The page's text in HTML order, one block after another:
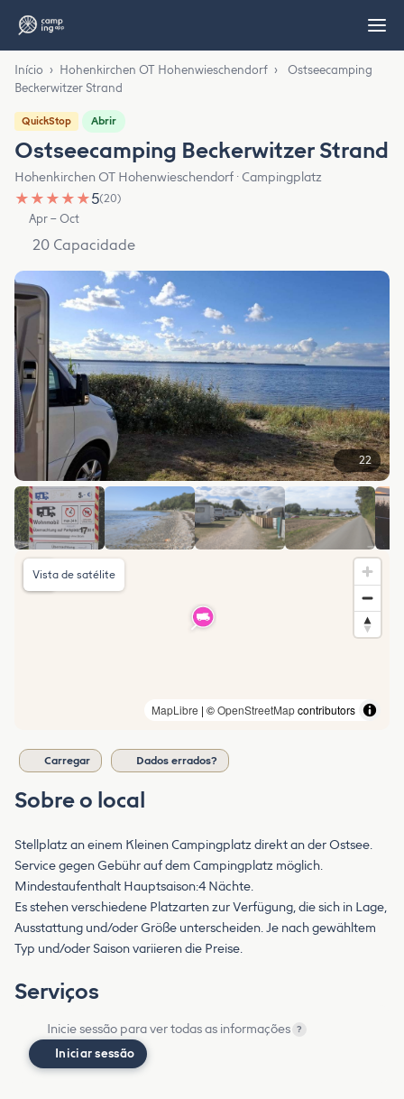
Início › Hohenkirchen OT Hohenwieschendorf ›
Ostseecamping
Beckerwitzer Strand
QuickStop Abrir
Ostseecamping Beckerwitzer Strand
Hohenkirchen OT Hohenwieschendorf · Campingplatz
★ ★ ★ ★ ★5(20)
Apr – Oct
20 Capacidade
22
MapLibre | ©OpenStreetMapcontributors
Vista de satélite
Carregar Dados errados?
Sobre o local
Stellplatz an einem Kleinen Campingplatz direkt an der Ostsee.
Service gegen Gebühr auf dem Campingplatz möglich.
Mindestaufenthalt Hauptsaison:4 Nächte.
Es stehen verschiedene Platzarten zur Verfügung, die sich in Lage,
Ausstattung und/oder Größe unterscheiden. Je nach gewähltem
Typ und/oder Saison variieren die Preise.
Serviços
Inicie sessão para ver todas as informações ?
Iniciar sessão